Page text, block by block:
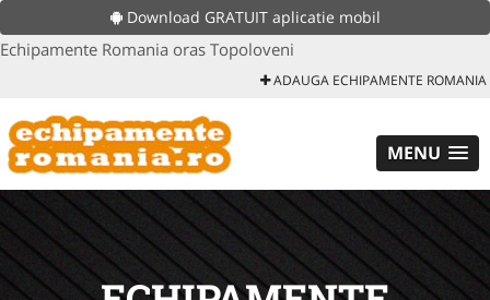
Download GRATUIT aplicatie mobil
Echipamente Romania oras Topoloveni
ADAUGA ECHIPAMENTE ROMANIA
MENU